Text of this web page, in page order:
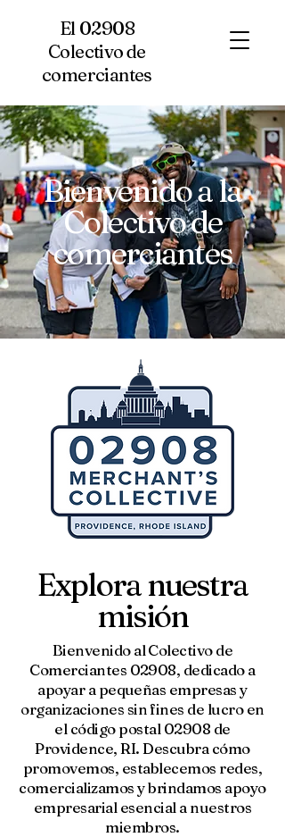
El 02908
Colectivo de
comerciantes
Bienvenido a la
Colectivo de
comerciantes
Explora nuestra
misión
Bienvenido al Colectivo de
Comerciantes 02908, dedicado a
apoyar a pequeñas empresas y
organizaciones sin fines de lucro en
el código postal 02908 de
Providence, RI. Descubra cómo
promovemos, establecemos redes,
comercializamos y brindamos apoyo
empresarial esencial a nuestros
miembros.